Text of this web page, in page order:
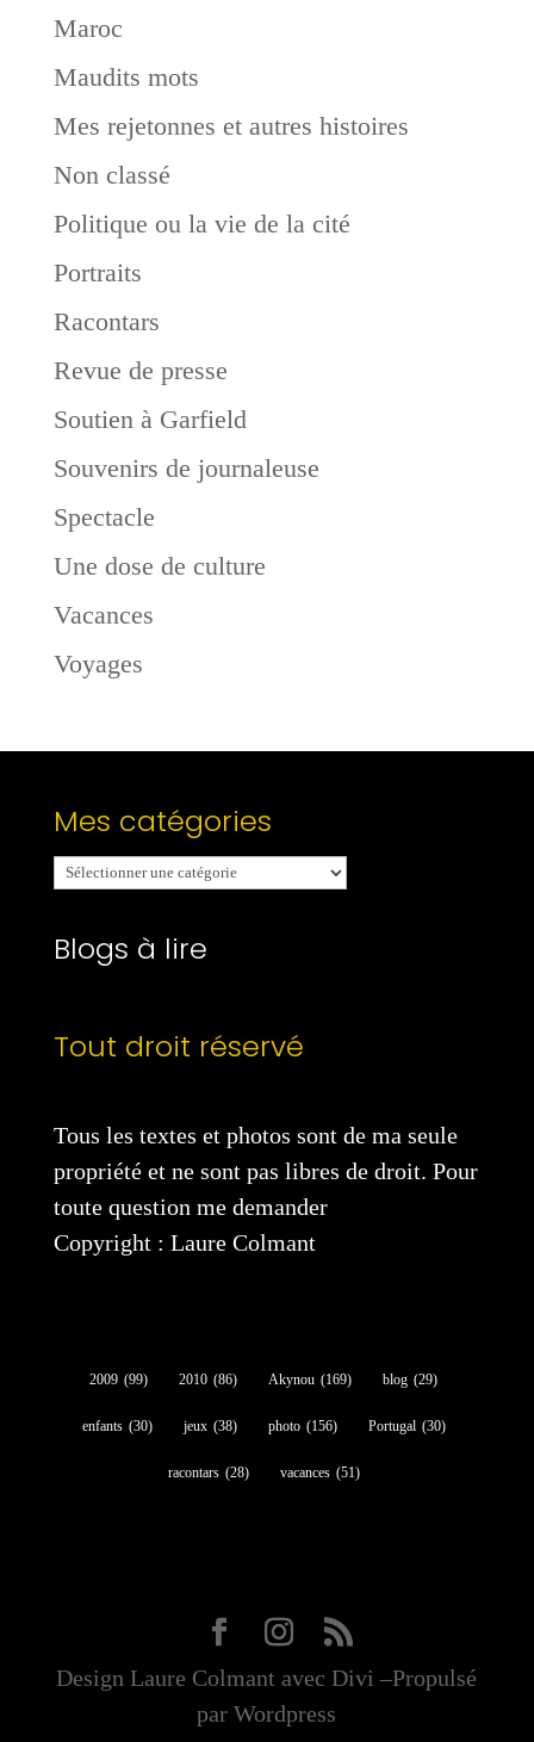
Maroc
Maudits mots
Mes rejetonnes et autres histoires
Non classé
Politique ou la vie de la cité
Portraits
Racontars
Revue de presse
Soutien à Garfield
Souvenirs de journaleuse
Spectacle
Une dose de culture
Vacances
Voyages
Mes catégories
Mes
catégories
Blogs à lire
Tout droit réservé
Tous les textes et photos sont de ma seule
propriété et ne sont pas libres de droit. Pour
toute question me demander
Copyright : Laure Colmant
2009 (99) 2010 (86) Akynou (169) blog (29)
enfants (30) jeux (38) photo (156) Portugal (30)
racontars (28) vacances (51)
Design Laure Colmant avec Divi –Propulsé
par Wordpress